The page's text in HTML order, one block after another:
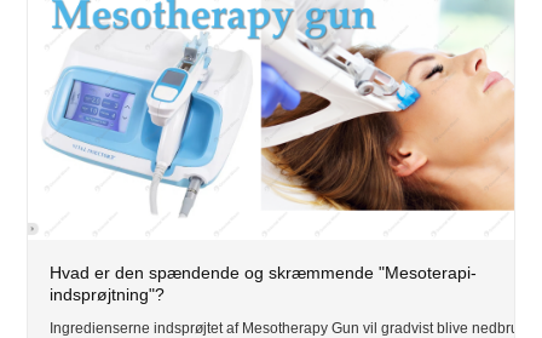
Hvad er den spændende og skræmmende "Mesoterapi-
indsprøjtning"?
Ingredienserne indsprøjtet af Mesotherapy Gun vil gradvist blive nedbrudt